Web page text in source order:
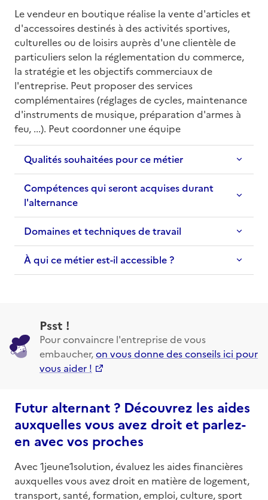
Le vendeur en boutique réalise la vente d'articles et
d'accessoires destinés à des activités sportives,
culturelles ou de loisirs auprès d'une clientèle de
particuliers selon la réglementation du commerce,
la stratégie et les objectifs commerciaux de
l'entreprise. Peut proposer des services
complémentaires (réglages de cycles, maintenance
d'instruments de musique, préparation d'armes à
feu, ...). Peut coordonner une équipe
Qualités souhaitées pour ce métier
Compétences qui seront acquises durant
l'alternance
Domaines et techniques de travail
À qui ce métier est-il accessible ?
Psst !
Pour convaincre l'entreprise de vous
embaucher,on vous donne des conseils ici pour
vous aider !
Futur alternant ? Découvrez les aides
auxquelles vous avez droit et parlez-
en avec vos proches
Avec 1jeune1solution, évaluez les aides financières
auxquelles vous avez droit en matière de logement,
transport, santé, formation, emploi, culture, sport